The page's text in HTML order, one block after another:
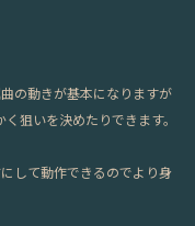
の動きが基本になりますが
狙いを決めたりできます。
して動作できるのでより身